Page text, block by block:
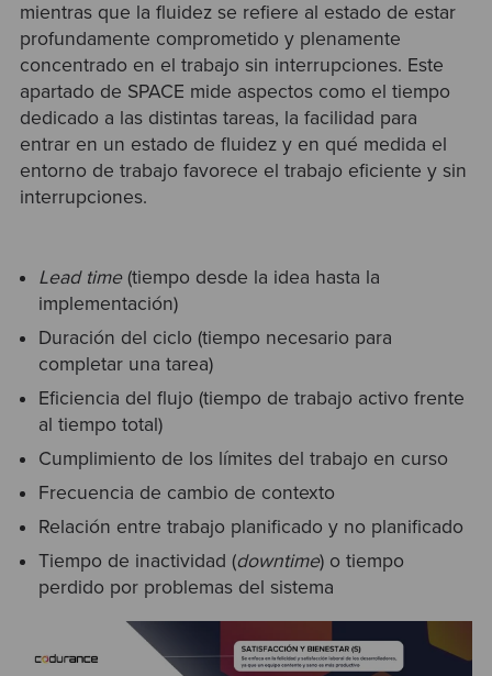
mientras que la fluidez se refiere al estado de estar
profundamente comprometido y plenamente
concentrado en el trabajo sin interrupciones. Este
apartado de SPACE mide aspectos como el tiempo
dedicado a las distintas tareas, la facilidad para
entrar en un estado de fluidez y en qué medida el
entorno de trabajo favorece el trabajo eficiente y sin
interrupciones.
Lead time(tiempo desde la idea hasta la
implementación)
Duración del ciclo (tiempo necesario para
completar una tarea)
Eficiencia del flujo (tiempo de trabajo activo frente
al tiempo total)
Cumplimiento de los límites del trabajo en curso
Frecuencia de cambio de contexto
Relación entre trabajo planificado y no planificado
Tiempo de inactividad (downtime) o tiempo
perdido por problemas del sistema